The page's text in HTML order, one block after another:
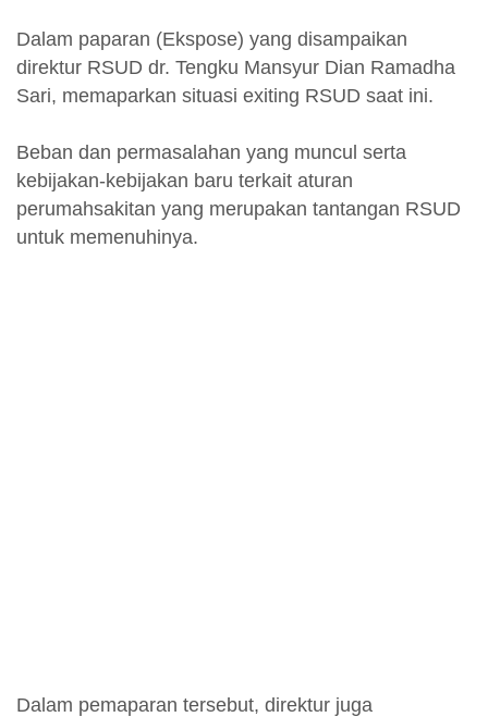
Dalam paparan (Ekspose) yang disampaikan
direktur RSUD dr. Tengku Mansyur Dian Ramadha
Sari, memaparkan situasi exiting RSUD saat ini.
Beban dan permasalahan yang muncul serta
kebijakan-kebijakan baru terkait aturan
perumahsakitan yang merupakan tantangan RSUD
untuk memenuhinya.
Dalam pemaparan tersebut, direktur juga